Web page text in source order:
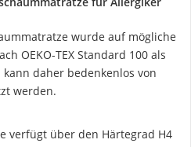
wurde auf mögliche
OEKO-TEX Standard 100 als
daher bedenkenlos von
werden.
verfügt über den Härtegrad H4